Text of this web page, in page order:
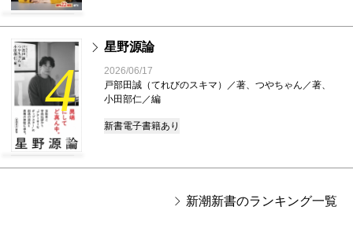
4
星野源論
2026/06/17
戸部田誠（てれびのスキマ）／著、つやちゃん／著、
小田部仁／編
新書電子書籍あり
新潮新書のランキング一覧